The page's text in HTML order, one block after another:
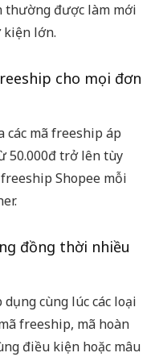
thường được làm mới
kiện lớn.
cho mọi đơn
các mã freeship áp
50.000đ trở lên tùy
Shopee mỗi
đồng thời nhiều
cùng lúc các loại
freeship, mã hoàn
điều kiện hoặc mâu